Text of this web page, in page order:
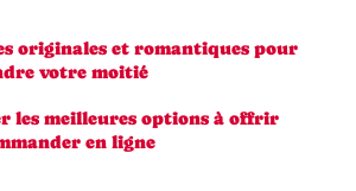
originales et romantiques pour
votre moitié
les meilleures options à offrir
en ligne